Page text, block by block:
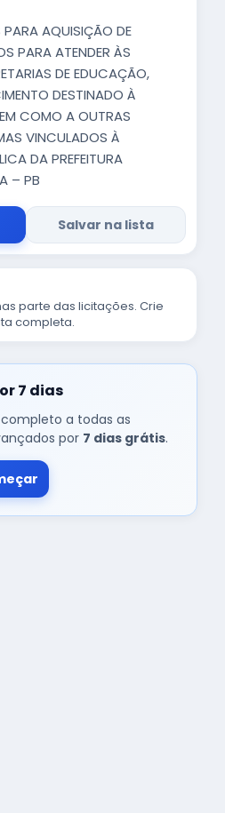
PARA AQUISIÇÃO DE
PARA ATENDER ÀS
DE EDUCAÇÃO,
DESTINADO À
COMO A OUTRAS
VINCULADOS À
DA PREFEITURA
– PB
Salvar na lista
parte das licitações. Crie
completa.
7 dias
a todas as
por 7 dias grátis.